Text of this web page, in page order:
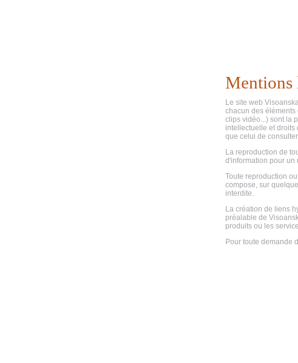
Mentions
Le site web
chacun des
clips vidéo...) sont la
intellectuelle et droits
que celui de
La reproduction de
d'information pour un
Toute reproduction
compose, sur
interdite.
La création de liens
préalable de
produits ou les
Pour toute demande